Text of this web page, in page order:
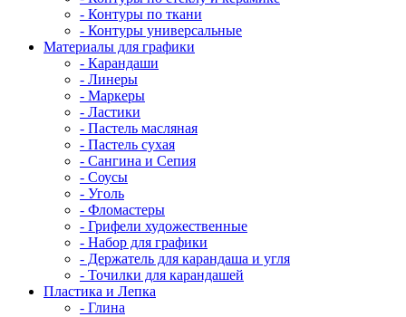
- Контуры по ткани
- Контуры универсальные
Материалы для графики
- Карандаши
- Линеры
- Маркеры
- Ластики
- Пастель масляная
- Пастель сухая
- Сангина и Сепия
- Соусы
- Уголь
- Фломастеры
- Грифели художественные
- Набор для графики
- Держатель для карандаша и угля
- Точилки для карандашей
Пластика и Лепка
- Глина